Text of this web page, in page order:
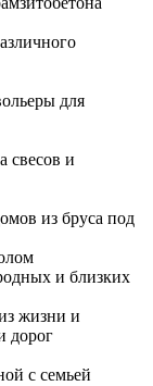
для
свесов и
из бруса под
и близких
жизни и
дорог
с семьей